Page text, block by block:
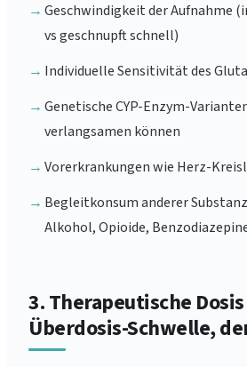
→ Geschwindigkeit der Aufnahme
vs geschnupft schnell)
→ Individuelle Sensitivität des
→ Genetische CYP-Enzym-
verlangsamen können
→ Vorerkrankungen wie Herz-
→ Begleitkonsum anderer
Alkohol, Opioide,
3. Therapeutische
Überdosis-Schwelle,